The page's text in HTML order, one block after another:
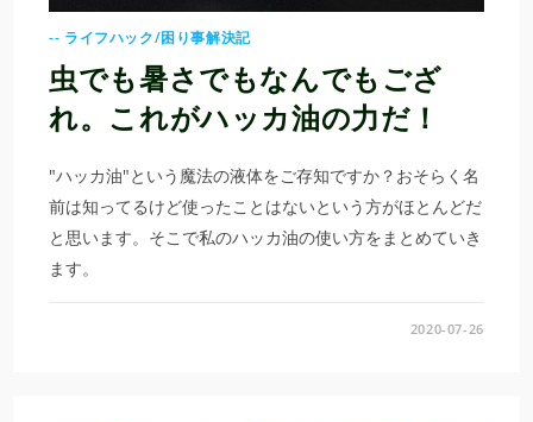
-- ライフハック/困り事解決記
虫でも暑さでもなんでもござ
れ。これがハッカ油の力だ！
"ハッカ油"という魔法の液体をご存知ですか？おそらく名
前は知ってるけど使ったことはないという方がほとんどだ
と思います。そこで私のハッカ油の使い方をまとめていき
ます。
2020-07-26